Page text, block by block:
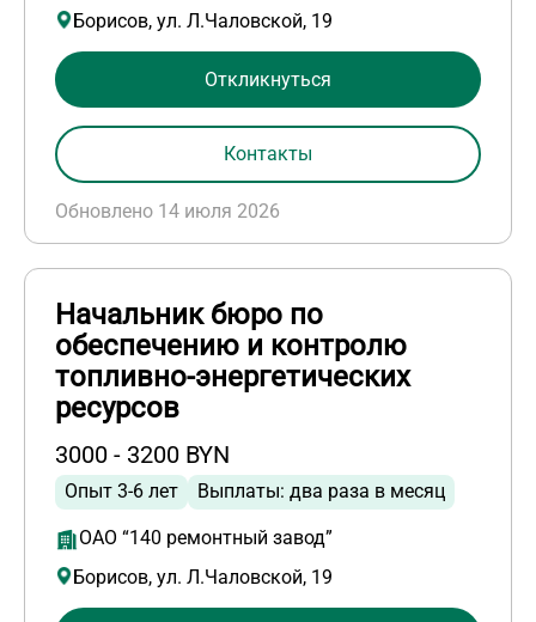
Борисов, ул. Л.Чаловской, 19
Обновлено 14 июля 2026
Откликнуться
Контакты
Начальник бюро по
обеспечению и контролю
топливно-энергетических
ресурсов
3000 - 3200 BYN
Опыт 3-6 лет Выплаты: два раза в месяц
ОАО “140 ремонтный завод”
Борисов, ул. Л.Чаловской, 19